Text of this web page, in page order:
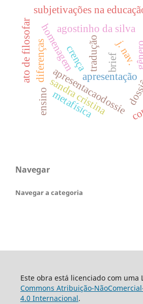
apresentação
apresentacaodossie
tradução briefj. nav.
agostinho da silva
sandra cristina
homenagem
diferenças
subjetivações na
metafísica
ato de filosofar crença
ensino
Navegar
Navegar a categoria
Este obra está licenciado com uma
Commons Atribuição-
4.0 Internacional.